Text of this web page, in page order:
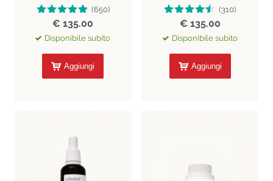
(650)
€ 135.00
Disponibile subito
Aggiungi
(310)
€ 135.00
Disponibile subito
Aggiungi